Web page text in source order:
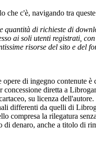
che c'è, navigando tra
quantità di richieste di
ai soli utenti registrati,
risorse del sito e
di ingegno contenute
concessione diretta a
su licenza
differenti da quelli di
compresa la rilegatura
denaro, anche a titolo di